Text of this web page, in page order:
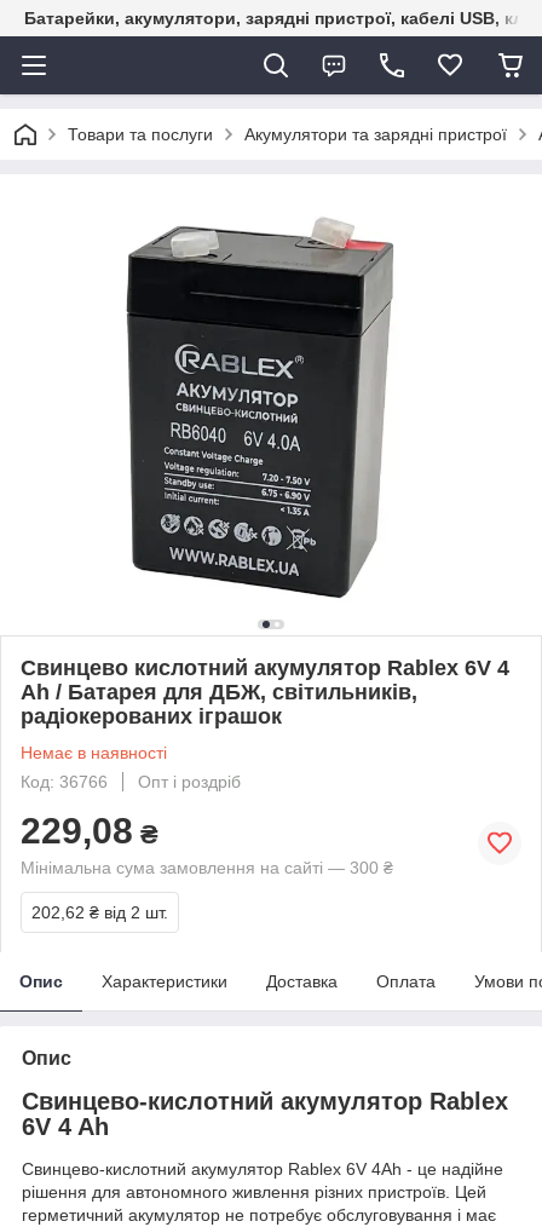
Батарейки, акумулятори, зарядні пристрої, кабелі USB,
Товари та послуги Акумулятори та зарядні пристрої
Свинцево кислотний акумулятор Rablex 6V 4
Ah / Батарея для ДБЖ, світильників,
радіокерованих іграшок
Немає в наявності
Код: 36766
Опт і роздріб
229,08 ₴
Мінімальна сума замовлення на сайті — 300 ₴
202,62 ₴ від 2 шт.
Опис Характеристики Доставка Оплата Умови
Опис
Свинцево-кислотний акумулятор Rablex
6V 4 Ah
Свинцево-кислотний акумулятор Rablex 6V 4Ah - це надійне
рішення для автономного живлення різних пристроїв. Цей
герметичний акумулятор не потребує обслуговування і має